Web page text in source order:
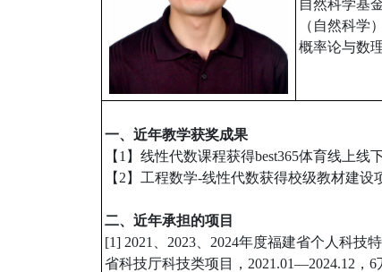
自然科学基
（自然科学
概率论与数
一、近年教学获奖成果
【1】线性代数课程获得best365体育线上线
【2】工程数学-线性代数获得校级教材建设
二、近年承担的项目
[1] 2021、2023、2024年度福建省个人科技特
省科技厅科技类项目，2021.01—2024.12，6